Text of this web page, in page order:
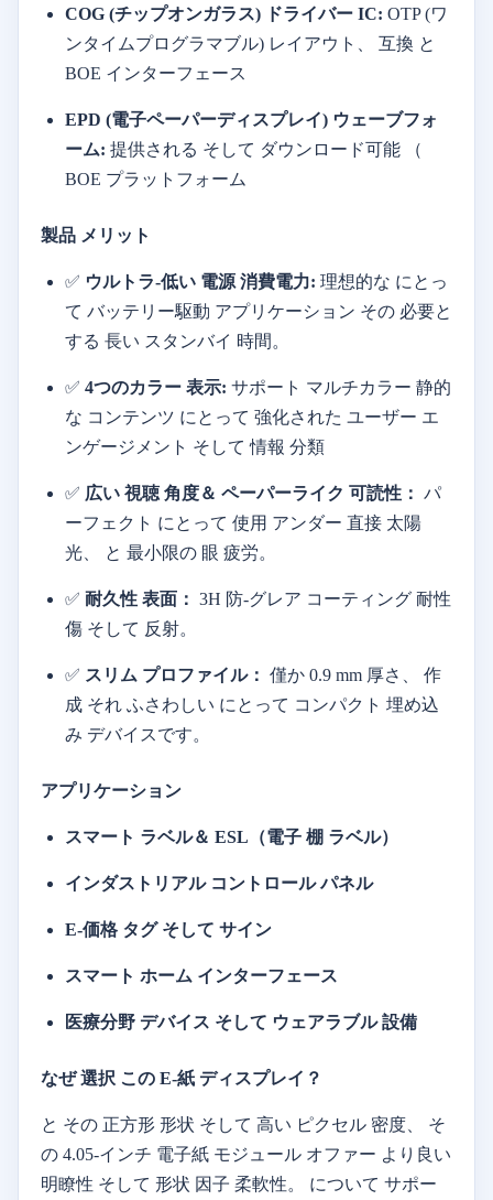
COG (チップオンガラス) ドライバー IC: OTP (ワ
ンタイムプログラマブル) レイアウト、 互換 と
BOE インターフェース
EPD (電子ペーパーディスプレイ) ウェーブフォ
ーム: 提供される そして ダウンロード可能
（
BOE プラットフォーム
製品 メリット
✅ ウルトラ-低い 電源 消費電力: 理想的な にとっ
て バッテリー駆動 アプリケーション その 必要と
する 長い スタンバイ 時間。
✅ 4つのカラー 表示: サポート マルチカラー 静的
な コンテンツ にとって 強化された ユーザー エ
ンゲージメント そして情報 分類
✅ 広い 視聴 角度＆ ペーパーライク 可読性： パ
ーフェクト にとって 使用 アンダー 直接 太陽
光、
と 最小限の 眼 疲労。
✅ 耐久性 表面： 3H 防-グレア コーティング 耐性
傷 そして 反射。
✅ スリム プロファイル： 僅か 0.9 mm 厚さ、 作
成 それ ふさわしい にとって コンパクト 埋め込
み デバイスです。
アプリケーション
スマート ラベル＆ ESL（電子 棚 ラベル）
インダストリアル コントロールパネル
E-価格 タグ そして サイン
スマート ホーム インターフェース
医療分野 デバイス そして ウェアラブル設備
なぜ選択 この E-紙 ディスプレイ？
と その 正方形 形状 そして 高い ピクセル 密度、 そ
の 4.05-インチ 電子紙 モジュール オファー より良い
明瞭性 そして 形状 因子 柔軟性。 について サポー